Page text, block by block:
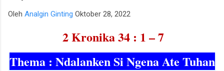
para talenta muda berpotensi tinggi seperti IM Satria Duta
yang diperkuat jajaran Master Internasional Wanita (WIM)
dan Chelsea Monica Ignesias Sihite memiliki kedalaman sku...
Oleh Analgin Ginting Oktober 28, 2022
2 Kronika 34 : 1 – 7
Thema : Ndalanken Si Ngena Ate Tuhan